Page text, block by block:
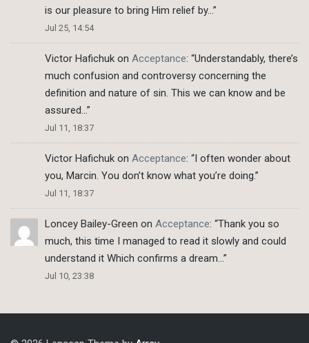
is our pleasure to bring Him relief by…”
Jul 25, 14:54
Victor Hafichuk on Acceptance: “Understandably, there’s
much confusion and controversy concerning the
definition and nature of sin. This we can know and be
assured…”
Jul 11, 18:37
Victor Hafichuk on Acceptance: “I often wonder about
you, Marcin. You don’t know what you’re doing.”
Jul 11, 18:37
Loncey Bailey-Green on Acceptance: “Thank you so
much, this time I managed to read it slowly and could
understand it Which confirms a dream…”
Jul 10, 23:38